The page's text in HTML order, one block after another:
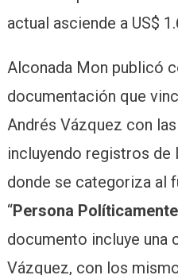
actual asciende a US$
Alconada Mon publicó
documentación que
Andrés Vázquez con
incluyendo registros de
donde se categoriza al
“Persona
documento incluye una
Vázquez, con los